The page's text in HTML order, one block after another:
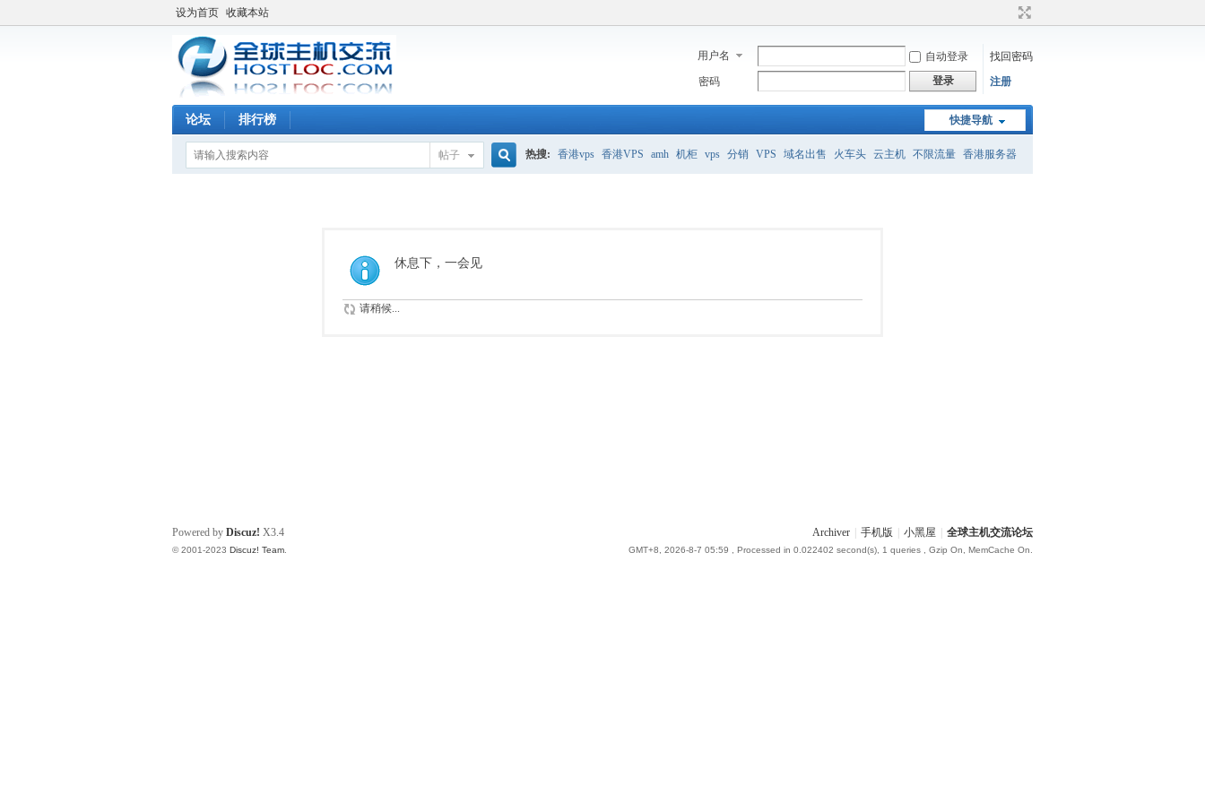
设为首页 收藏本站
用户名 自动登录
找回密码
密码
登录 注册
快捷导航
论坛 排行榜
帖子 热搜: 香港vps 香港VPS amh 机柜 vps 分销 VPS 域名出售 火车头 云主机 不限流量 香港服务器
休息下，一会见
请稍候...
Archiver 手机版 小黑屋 全球主机交流论坛
GMT+8, 2026-8-7 05:59 , Processed in 0.022402 second(s), 1 queries , Gzip On, MemCache On.
Powered by Discuz! X3.4
© 2001-2023 Discuz! Team